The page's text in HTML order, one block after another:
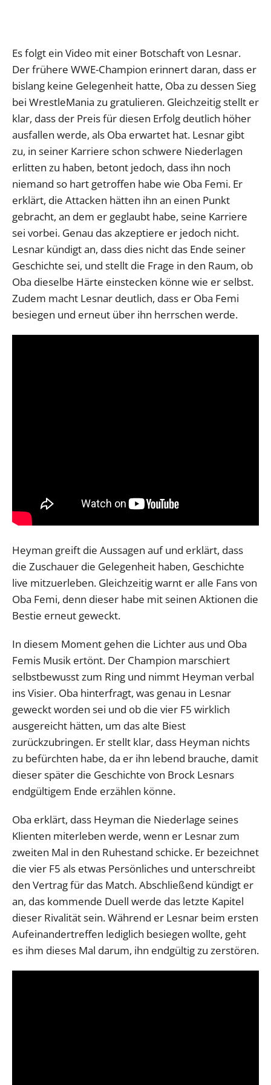
Es folgt ein Video mit einer Botschaft von Lesnar.
Der frühere WWE-Champion erinnert daran, dass er
bislang keine Gelegenheit hatte, Oba zu dessen Sieg
bei WrestleMania zu gratulieren. Gleichzeitig stellt er
klar, dass der Preis für diesen Erfolg deutlich höher
ausfallen werde, als Oba erwartet hat. Lesnar gibt
zu, in seiner Karriere schon schwere Niederlagen
erlitten zu haben, betont jedoch, dass ihn noch
niemand so hart getroffen habe wie Oba Femi. Er
erklärt, die Attacken hätten ihn an einen Punkt
gebracht, an dem er geglaubt habe, seine Karriere
sei vorbei. Genau das akzeptiere er jedoch nicht.
Lesnar kündigt an, dass dies nicht das Ende seiner
Geschichte sei, und stellt die Frage in den Raum, ob
Oba dieselbe Härte einstecken könne wie er selbst.
Zudem macht Lesnar deutlich, dass er Oba Femi
besiegen und erneut über ihn herrschen werde.
Heyman greift die Aussagen auf und erklärt, dass
die Zuschauer die Gelegenheit haben, Geschichte
live mitzuerleben. Gleichzeitig warnt er alle Fans von
Oba Femi, denn dieser habe mit seinen Aktionen die
Bestie erneut geweckt.
In diesem Moment gehen die Lichter aus und Oba
Femis Musik ertönt. Der Champion marschiert
selbstbewusst zum Ring und nimmt Heyman verbal
ins Visier. Oba hinterfragt, was genau in Lesnar
geweckt worden sei und ob die vier F5 wirklich
ausgereicht hätten, um das alte Biest
zurückzubringen. Er stellt klar, dass Heyman nichts
zu befürchten habe, da er ihn lebend brauche, damit
dieser später die Geschichte von Brock Lesnars
endgültigem Ende erzählen könne.
Oba erklärt, dass Heyman die Niederlage seines
Klienten miterleben werde, wenn er Lesnar zum
zweiten Mal in den Ruhestand schicke. Er bezeichnet
die vier F5 als etwas Persönliches und unterschreibt
den Vertrag für das Match. Abschließend kündigt er
an, das kommende Duell werde das letzte Kapitel
dieser Rivalität sein. Während er Lesnar beim ersten
Aufeinandertreffen lediglich besiegen wollte, geht
es ihm dieses Mal darum, ihn endgültig zu zerstören.